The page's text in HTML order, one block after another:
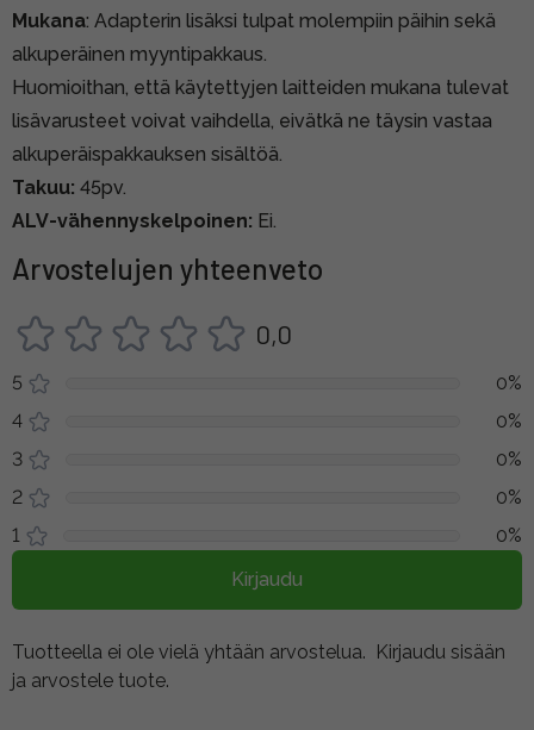
Mukana: Adapterin lisäksi tulpat molempiin päihin sekä
alkuperäinen myyntipakkaus.
Huomioithan, että käytettyjen laitteiden mukana tulevat
lisävarusteet voivat vaihdella, eivätkä ne täysin vastaa
alkuperäispakkauksen sisältöä.
Takuu: 45pv.
ALV-vähennyskelpoinen: Ei.
Arvostelujen yhteenveto
0,0
5
0%
4
0%
3
0%
2
0%
1
0%
Kirjaudu
Tuotteella ei ole vielä yhtään arvostelua. Kirjaudu sisään
ja arvostele tuote.